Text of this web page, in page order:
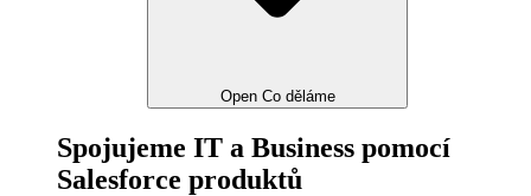
Open Co děláme
Spojujeme IT a Business pomocí
Salesforce produktů